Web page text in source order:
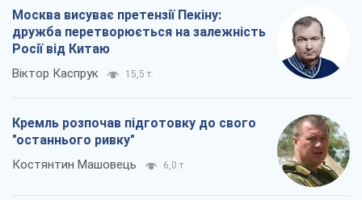
Москва висуває претензії Пекіну:
дружба перетворюється на залежність
Росії від Китаю
Віктор Каспрук 15,5 т.
Кремль розпочав підготовку до свого
"останнього ривку"
Костянтин Машовець 6,0 т.